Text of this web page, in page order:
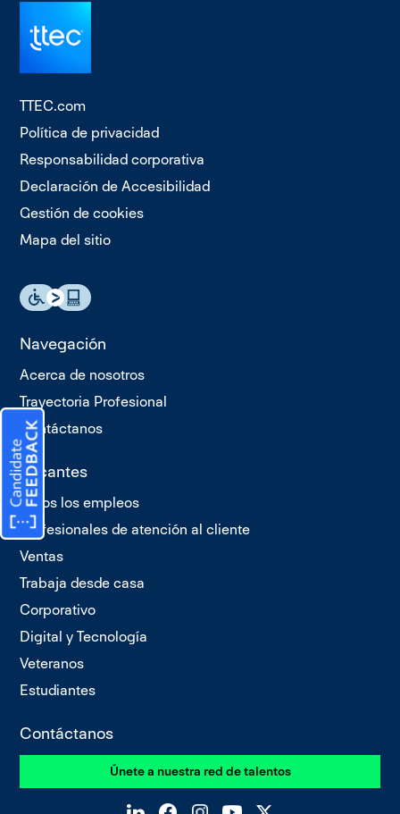
TTEC.com
Política de privacidad
Responsabilidad corporativa
Declaración de Accesibilidad
Gestión de cookies
Mapa del sitio
Navegación
Acerca de nosotros
Trayectoria Profesional
Contáctanos
Vacantes
Todos los empleos
Profesionales de atención al cliente
Ventas
Trabaja desde casa
Corporativo
Digital y Tecnología
Veteranos
Estudiantes
Contáctanos
Únete a nuestra red de talentos